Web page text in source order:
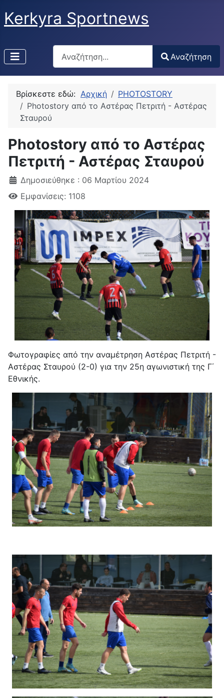
Kerkyra Sportnews
Αναζήτηση
Type 2 or more characters for results.
Αναζήτηση
Βρίσκεστε εδώ: Αρχική
PHOTOSTORY
Photostory από το Αστέρας Πετριτή - Αστέρας
Σταυρού
Photostory από το Αστέρας
Πετριτή - Αστέρας Σταυρού
Δημοσιεύθηκε : 06 Μαρτίου 2024
Εμφανίσεις: 1108
Φωτογραφίες από την αναμέτρηση Αστέρας Πετριτή -
Αστέρας Σταυρού (2-0) για την 25η αγωνιστική της Γ΄
Εθνικής.